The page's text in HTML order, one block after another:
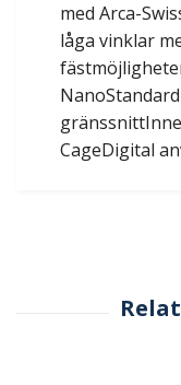
med Arca-
låga vinklar
CageDigital